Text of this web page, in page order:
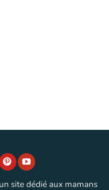
site dédié aux mamans